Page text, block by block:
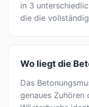
in 3
die die
Wo liegt die
Das
genaues Zuhören